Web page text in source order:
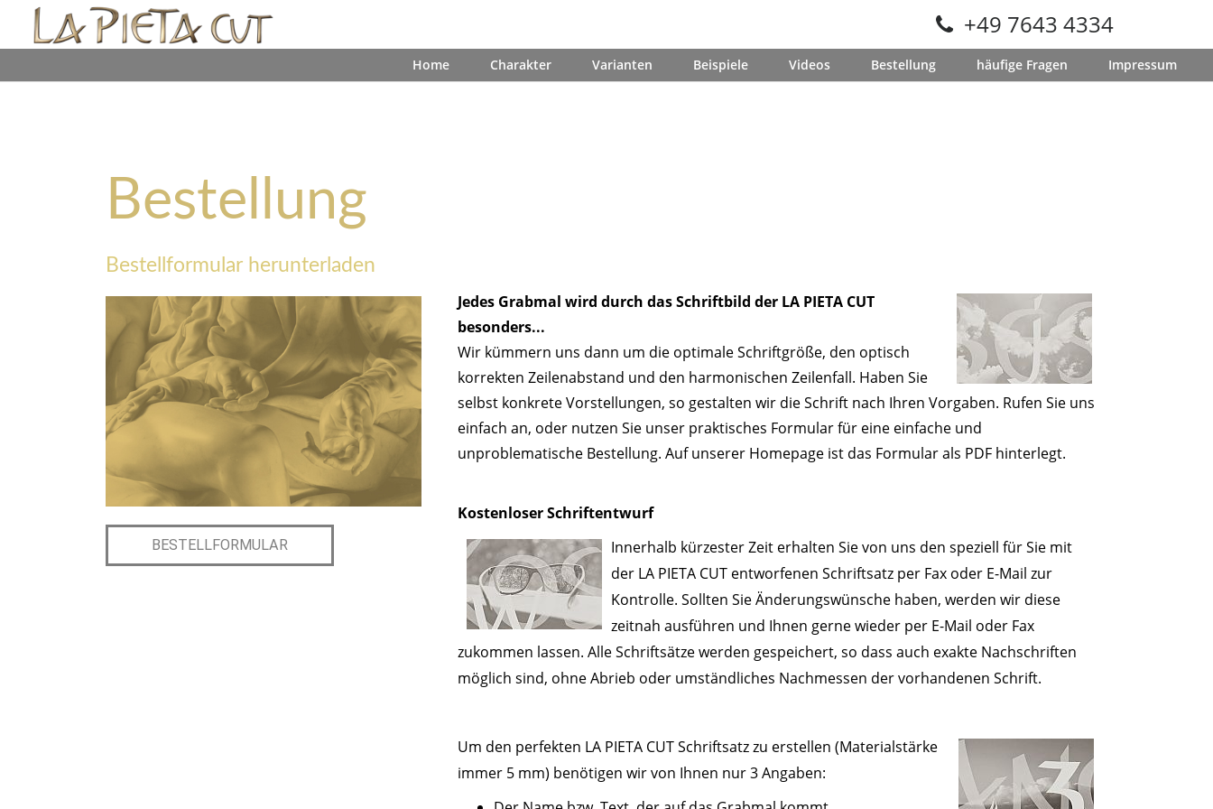
+49 7643 4334
Home Charakter Varianten Beispiele Videos Bestellung häufige Fragen Impressum
Bestellung
Bestellformular herunterladen
BESTELLFORMULAR
Jedes Grabmal wird durch das Schriftbild der LA PIETA CUT
besonders...
Wir kümmern uns dann um die optimale Schriftgröße, den optisch
korrekten Zeilenabstand und den harmonischen Zeilenfall. Haben Sie
selbst konkrete Vorstellungen, so gestalten wir die Schrift nach Ihren Vorgaben. Rufen Sie uns
einfach an, oder nutzen Sie unser praktisches Formular für eine einfache und
unproblematische Bestellung. Auf unserer Homepage ist das Formular als PDF hinterlegt.
Kostenloser Schriftentwurf
Innerhalb kürzester Zeit erhalten Sie von uns den speziell für Sie mit
der LA PIETA CUT entworfenen Schriftsatz per Fax oder E-Mail zur
Kontrolle. Sollten Sie Änderungswünsche haben, werden wir diese
zeitnah ausführen und Ihnen gerne wieder per E-Mail oder Fax
zukommen lassen. Alle Schriftsätze werden gespeichert, so dass auch exakte Nachschriften
möglich sind, ohne Abrieb oder umständliches Nachmessen der vorhandenen Schrift.
Um den perfekten LA PIETA CUT Schriftsatz zu erstellen (Materialstärke
immer 5 mm) benötigen wir von Ihnen nur 3 Angaben: